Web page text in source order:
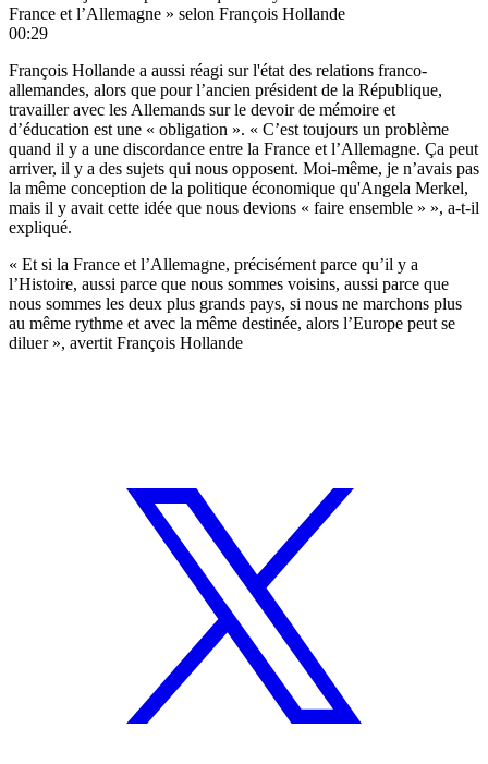
France et l’Allemagne » selon François Hollande
00:29
François Hollande a aussi réagi sur l'état des relations franco-
allemandes, alors que pour l’ancien président de la République,
travailler avec les Allemands sur le devoir de mémoire et
d’éducation est une « obligation ». « C’est toujours un problème
quand il y a une discordance entre la France et l’Allemagne. Ça peut
arriver, il y a des sujets qui nous opposent. Moi-même, je n’avais pas
la même conception de la politique économique qu'Angela Merkel,
mais il y avait cette idée que nous devions « faire ensemble » », a-t-il
expliqué.
« Et si la France et l’Allemagne, précisément parce qu’il y a
l’Histoire, aussi parce que nous sommes voisins, aussi parce que
nous sommes les deux plus grands pays, si nous ne marchons plus
au même rythme et avec la même destinée, alors l’Europe peut se
diluer », avertit François Hollande